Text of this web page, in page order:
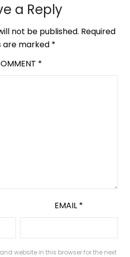
a Reply
not be published. Required
are marked *
*
EMAIL *
website in this browser for the next